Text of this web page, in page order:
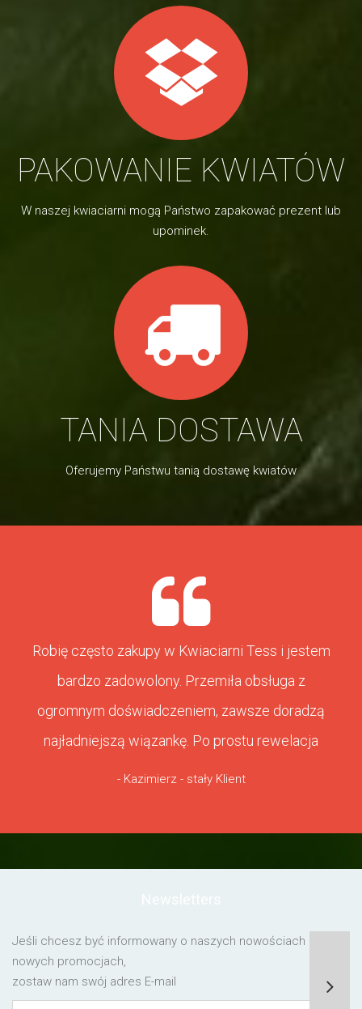
PAKOWANIE KWIATÓW
W naszej kwiaciarni mogą Państwo zapakować prezent lub
upominek.
TANIA DOSTAWA
Oferujemy Państwu tanią dostawę kwiatów
Robię często zakupy w Kwiaciarni Tess i jestem
bardzo zadowolony. Przemiła obsługa z
ogromnym doświadczeniem, zawsze doradzą
najładniejszą wiązankę. Po prostu rewelacja
- Kazimierz - stały Klient
Jeśli chcesz być informowany o naszych nowościach lub o
nowych promocjach,
zostaw nam swój adres E-mail